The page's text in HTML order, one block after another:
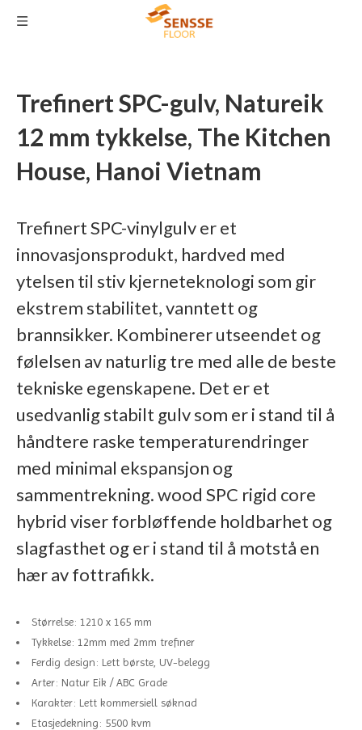
Trefinert SPC-gulv, Natureik
12 mm tykkelse, The Kitchen
House, Hanoi Vietnam
Trefinert SPC-vinylgulv er et
innovasjonsprodukt, hardved med
ytelsen til stiv kjerneteknologi som gir
ekstrem stabilitet, vanntett og
brannsikker. Kombinerer utseendet og
følelsen av naturlig tre med alle de beste
tekniske egenskapene. Det er et
usedvanlig stabilt gulv som er i stand til å
håndtere raske temperaturendringer
med minimal ekspansjon og
sammentrekning. wood SPC rigid core
hybrid viser forbløffende holdbarhet og
slagfasthet og er i stand til å motstå en
hær av fottrafikk.
Størrelse: 1210 x 165 mm
Tykkelse: 12mm med 2mm trefiner
Ferdig design: Lett børste, UV-belegg
Arter: Natur Eik / ABC Grade
Karakter: Lett kommersiell søknad
Etasjedekning: 5500 kvm